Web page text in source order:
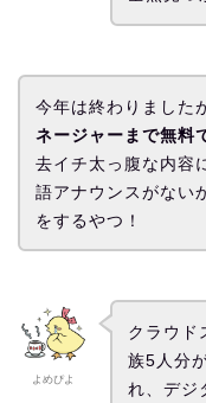
今年は終わりました
ネージャーまで無料
去イチ太っ腹な内容
語アナウンスがない
をするやつ！
よめぴよ
クラウド
族5人分
れ、デジ